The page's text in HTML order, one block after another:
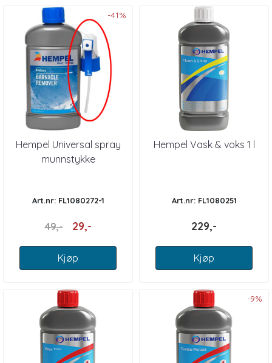
-41%
Hempel Universal spray
munnstykke
Art.nr: FL1080272-1
49,- 29,-
Kjøp
Hempel Vask & voks 1 l
Art.nr: FL1080251
229,-
Kjøp
-9%